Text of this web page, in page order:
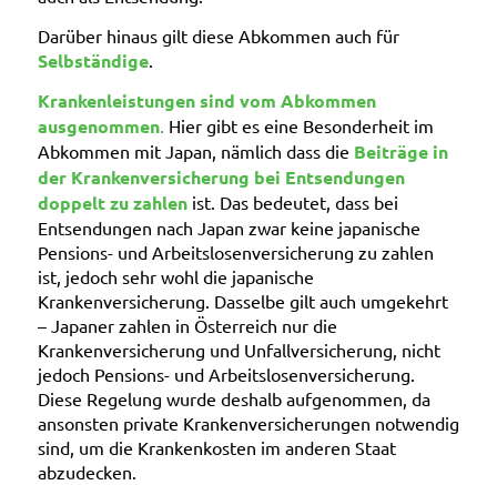
Darüber hinaus gilt diese Abkommen auch für
Selbständige.
Krankenleistungen sind vom Abkommen
ausgenommen. Hier gibt es eine Besonderheit im
Abkommen mit Japan, nämlich dass die Beiträge in
der Krankenversicherung bei Entsendungen
doppelt zu zahlenist. Das bedeutet, dass bei
Entsendungen nach Japan zwar keine japanische
Pensions- und Arbeitslosenversicherung zu zahlen
ist, jedoch sehr wohl die japanische
Krankenversicherung. Dasselbe gilt auch umgekehrt
– Japaner zahlen in Österreich nur die
Krankenversicherung und Unfallversicherung, nicht
jedoch Pensions- und Arbeitslosenversicherung.
Diese Regelung wurde deshalb aufgenommen, da
ansonsten private Krankenversicherungen notwendig
sind, um die Krankenkosten im anderen Staat
abzudecken.